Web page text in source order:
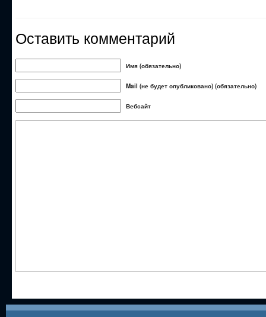
Оставить комментарий
Имя (обязательно)
Mail (не будет опубликовано) (обязательно)
Вебсайт